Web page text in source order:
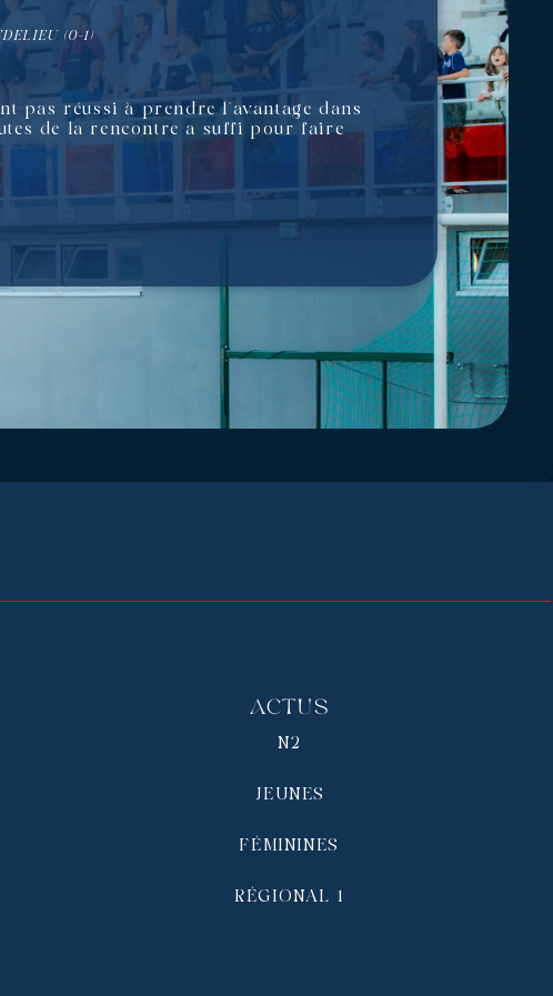
(0-1)
pas réussi à prendre l’avantage dans
de la rencontre a suffi pour faire
Actus
N2
JEUNES
FÉMININES
RÉGIONAL 1